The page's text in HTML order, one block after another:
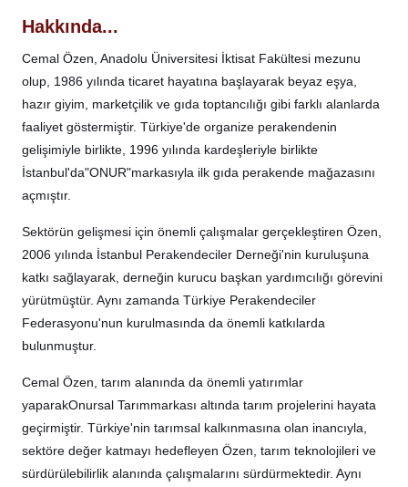
Hakkında...
Cemal Özen , Anadolu Üniversitesi İktisat Fakültesi mezunu
olup, 1986 yılında ticaret hayatına başlayarak beyaz eşya,
hazır giyim, marketçilik ve gıda toptancılığı gibi farklı alanlarda
faaliyet göstermiştir. Türkiye'de organize perakendenin
gelişimiyle birlikte, 1996 yılında kardeşleriyle birlikte
İstanbul'da"ONUR"markasıyla ilk gıda perakende mağazasını
açmıştır.
Sektörün gelişmesi için önemli çalışmalar gerçekleştiren Özen,
2006 yılında İstanbul Perakendeciler Derneği'nin kuruluşuna
katkı sağlayarak, derneğin kurucu başkan yardımcılığı görevini
yürütmüştür. Aynı zamanda Türkiye Perakendeciler
Federasyonu'nun kurulmasında da önemli katkılarda
bulunmuştur.
Cemal Özen, tarım alanında da önemli yatırımlar
yaparakOnursal Tarımmarkası altında tarım projelerini hayata
geçirmiştir. Türkiye'nin tarımsal kalkınmasına olan inancıyla,
sektöre değer katmayı hedefleyen Özen, tarım teknolojileri ve
sürdürülebilirlik alanında çalışmalarını sürdürmektedir. Aynı